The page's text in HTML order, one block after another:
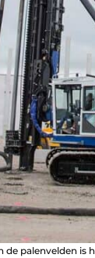
de palenvelden